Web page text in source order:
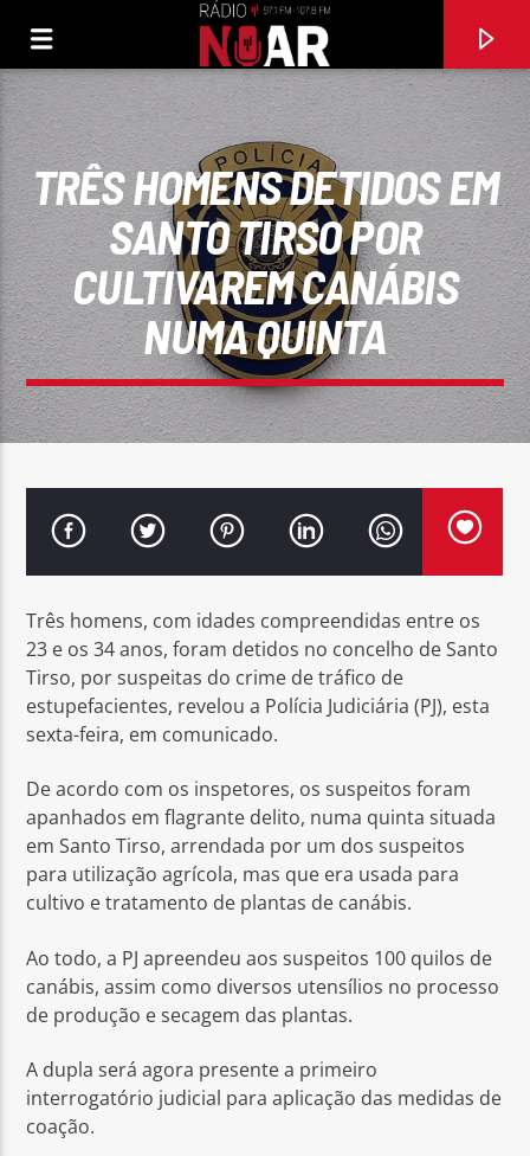
FAIXA ATUAL
97.1FM E 107.8 FM
RÁDIO NOAR
Rádio No ar
TRÊS HOMENS DETIDOS EM
SANTO TIRSO POR
CULTIVAREM CANÁBIS
NUMA QUINTA
Três homens, com idades compreendidas entre os
23 e os 34 anos, foram detidos no concelho de Santo
Tirso, por suspeitas do crime de tráfico de
estupefacientes, revelou a Polícia Judiciária (PJ), esta
sexta-feira, em comunicado.
De acordo com os inspetores, os suspeitos foram
apanhados em flagrante delito, numa quinta situada
em Santo Tirso, arrendada por um dos suspeitos
para utilização agrícola, mas que era usada para
cultivo e tratamento de plantas de canábis.
Ao todo, a PJ apreendeu aos suspeitos 100 quilos de
canábis, assim como diversos utensílios no processo
de produção e secagem das plantas.
A dupla será agora presente a primeiro
interrogatório judicial para aplicação das medidas de
coação.